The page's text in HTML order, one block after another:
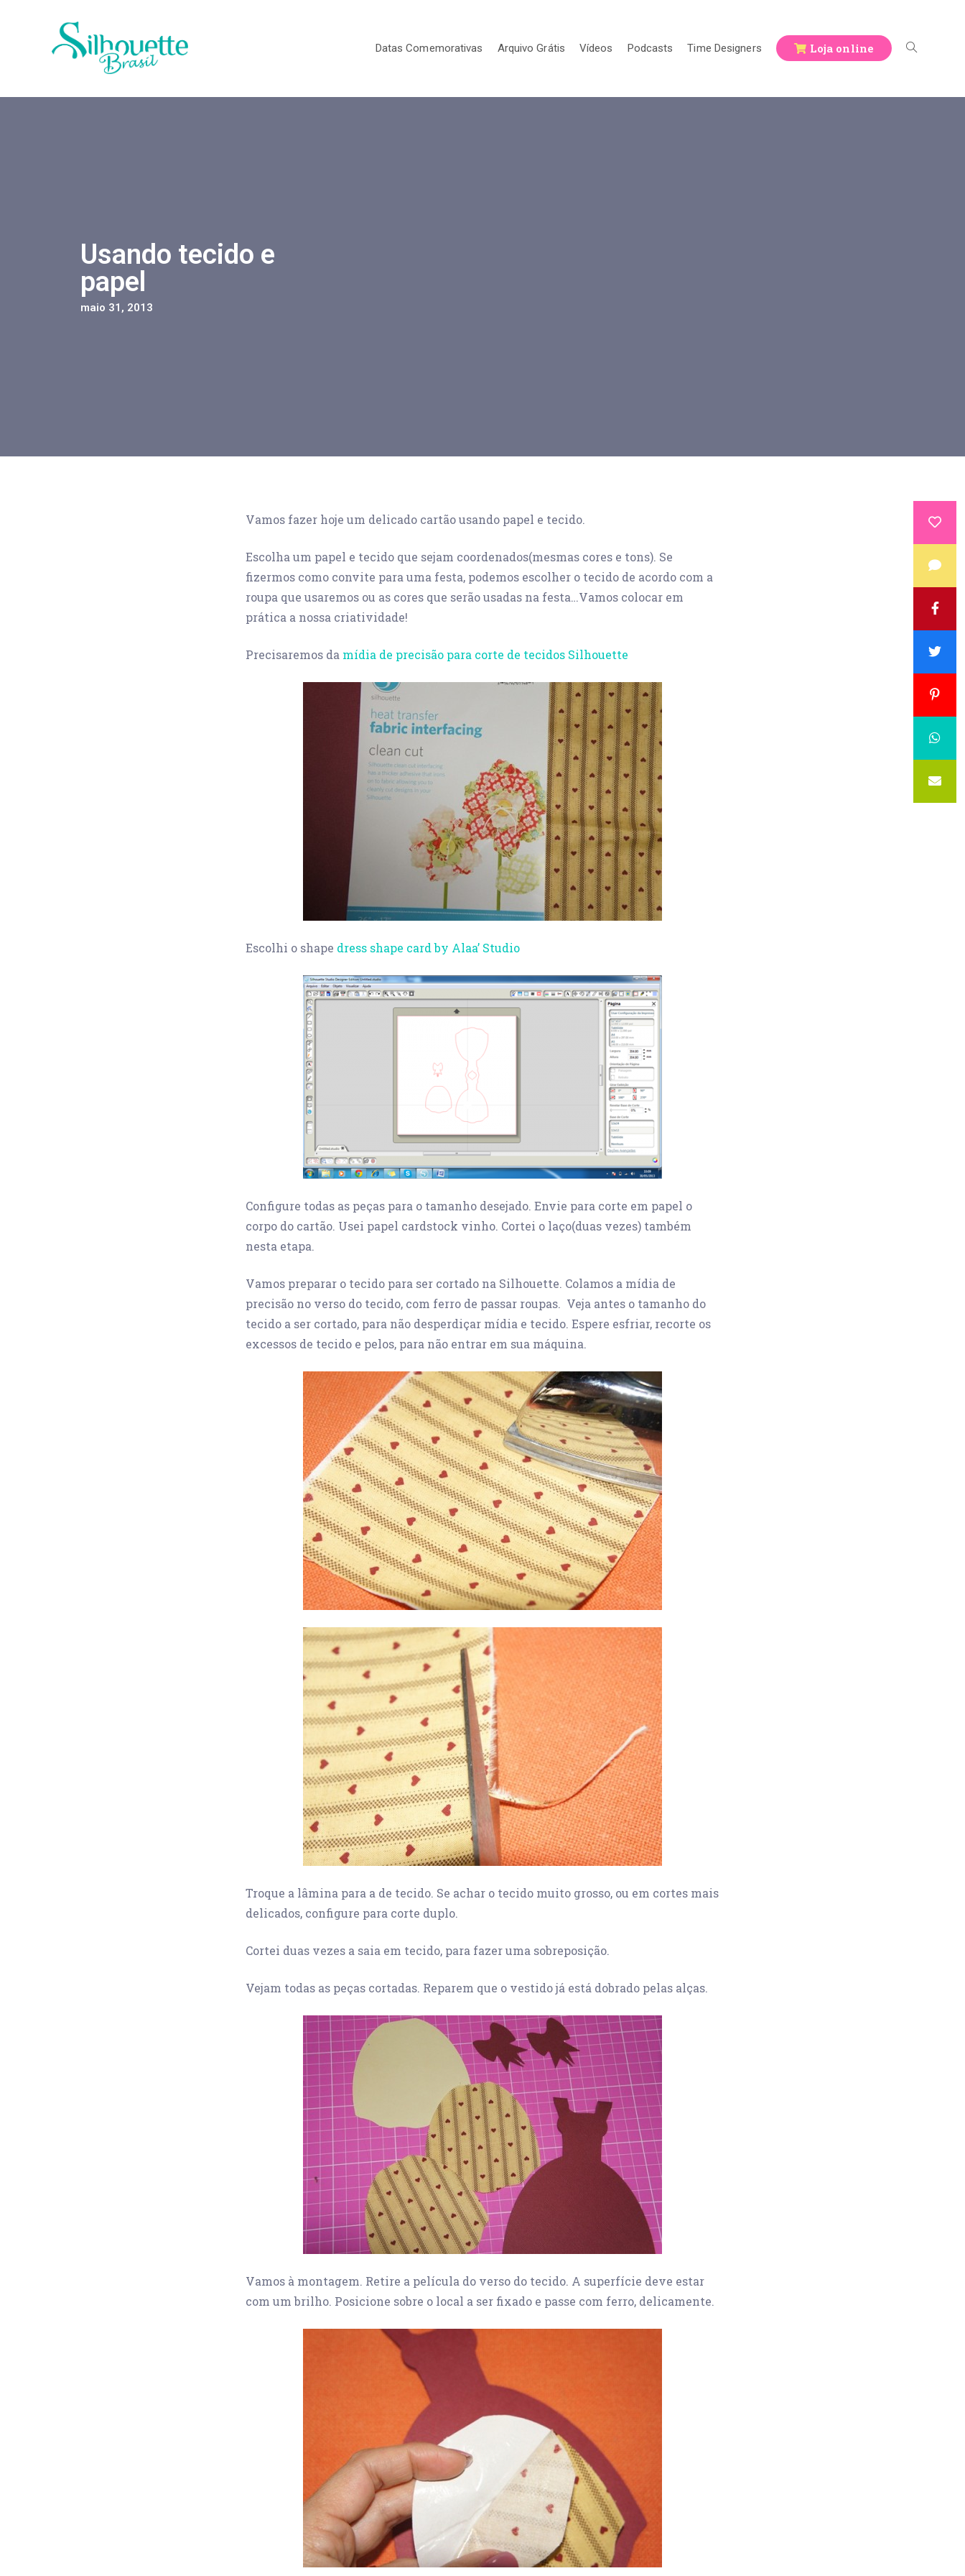
Datas Comemorativas Arquivo Grátis Vídeos Podcasts Time Designers Loja online
Usando tecido e
papel
maio 31, 2013
Vamos fazer hoje um delicado cartão usando papel e tecido.
Escolha um papel e tecido que sejam coordenados(mesmas cores e tons). Se
fizermos como convite para uma festa, podemos escolher o tecido de acordo com a
roupa que usaremos ou as cores que serão usadas na festa…Vamos colocar em
prática a nossa criatividade!
Precisaremos da mídia de precisão para corte de tecidos Silhouette
Escolhi o shape dress shape card by Alaa’ Studio
Configure todas as peças para o tamanho desejado. Envie para corte em papel o
corpo do cartão. Usei papel cardstock vinho. Cortei o laço(duas vezes) também
nesta etapa.
Vamos preparar o tecido para ser cortado na Silhouette. Colamos a mídia de
precisão no verso do tecido, com ferro de passar roupas. Veja antes o tamanho do
tecido a ser cortado, para não desperdiçar mídia e tecido. Espere esfriar, recorte os
excessos de tecido e pelos, para não entrar em sua máquina.
Troque a lâmina para a de tecido. Se achar o tecido muito grosso, ou em cortes mais
delicados, configure para corte duplo.
Cortei duas vezes a saia em tecido, para fazer uma sobreposição.
Vejam todas as peças cortadas. Reparem que o vestido já está dobrado pelas alças.
Vamos à montagem. Retire a película do verso do tecido. A superfície deve estar
com um brilho. Posicione sobre o local a ser fixado e passe com ferro, delicamente.